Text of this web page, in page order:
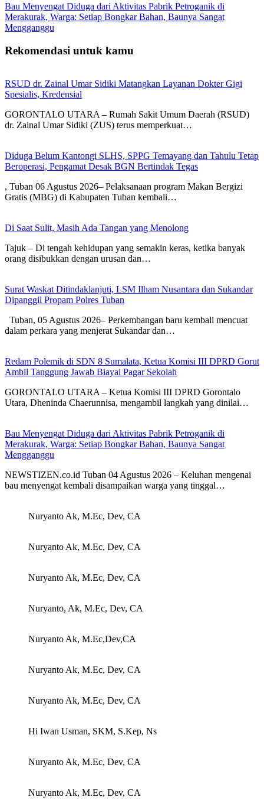
Bau Menyengat Diduga dari Aktivitas Pabrik Petroganik di
Merakurak, Warga: Setiap Bongkar Bahan, Baunya Sangat
Mengganggu
Rekomendasi untuk kamu
RSUD dr. Zainal Umar Sidiki Matangkan Layanan Dokter Gigi
Spesialis, Kredensial
GORONTALO UTARA – Rumah Sakit Umum Daerah (RSUD)
dr. Zainal Umar Sidiki (ZUS) terus memperkuat…
Diduga Belum Kantongi SLHS, SPPG Temayang dan Tahulu Tetap
Beroperasi, Pengamat Desak BGN Bertindak Tegas
, Tuban 06 Agustus 2026– Pelaksanaan program Makan Bergizi
Gratis (MBG) di Kabupaten Tuban kembali…
Di Saat Sulit, Masih Ada Tangan yang Menolong
Tajuk – Di tengah kehidupan yang semakin keras, ketika banyak
orang disibukkan dengan urusan dan…
Surat Waskat Ditindaklanjuti, LSM Ilham Nusantara dan Sukandar
Dipanggil Propam Polres Tuban
Tuban, 05 Agustus 2026– Perkembangan baru kembali mencuat
dalam perkara yang menjerat Sukandar dan…
Redam Polemik di SDN 8 Sumalata, Ketua Komisi III DPRD Gorut
Ambil Tanggung Jawab Biayai Pagar Sekolah
GORONTALO UTARA – Ketua Komisi III DPRD Gorontalo
Utara, Dheninda Chaerunnisa, mengambil langkah yang dinilai…
Bau Menyengat Diduga dari Aktivitas Pabrik Petroganik di
Merakurak, Warga: Setiap Bongkar Bahan, Baunya Sangat
Mengganggu
NEWSTIZEN.co.id Tuban 04 Agustus 2026 – Keluhan mengenai
bau menyengat kembali disampaikan warga yang tinggal…
Nuryanto Ak, M.Ec, Dev, CA
Nuryanto Ak, M.Ec, Dev, CA
Nuryanto Ak, M.Ec, Dev, CA
Nuryanto, Ak, M.Ec, Dev, CA
Nuryanto Ak, M.Ec,Dev,CA
Nuryanto Ak, M.Ec, Dev, CA
Nuryanto Ak, M.Ec, Dev, CA
Hi Iwan Usman, SKM, S.Kep, Ns
Nuryanto Ak, M.Ec, Dev, CA
Nuryanto Ak, M.Ec, Dev, CA